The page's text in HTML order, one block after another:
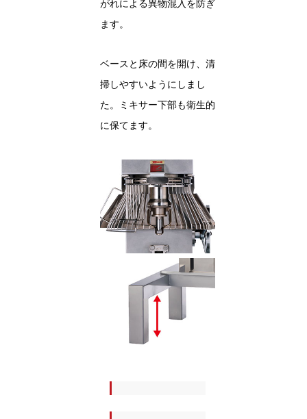
がれによる異物混入を防ぎ
ます。
ベースと床の間を開け、清
掃しやすいようにしまし
た。ミキサー下部も衛生的
に保てます。